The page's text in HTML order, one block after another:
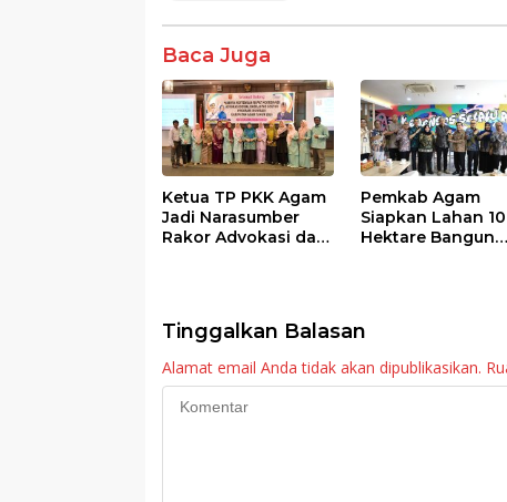
o
o
k
p
p
Baca Juga
Ketua TP PKK Agam
Jadi Narasumber
Rakor Advokasi dan
Pemkab Agam
Siapkan Lahan 10
Hektare Bangun
Tinggalkan Balasan
Alamat email Anda tidak akan dipublikasikan.